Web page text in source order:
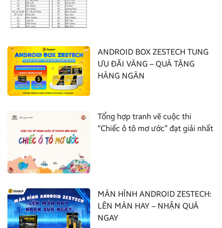
ANDROID BOX ZESTECH TUNG
ƯU ĐÃI VÀNG – QUÀ TẶNG
HÀNG NGÀN
Tổng hợp tranh vẽ cuộc thi
“Chiếc ô tô mơ ước” đạt giải nhất
MÀN HÌNH ANDROID ZESTECH:
LÊN MÀN HAY – NHẬN QUÀ
NGAY